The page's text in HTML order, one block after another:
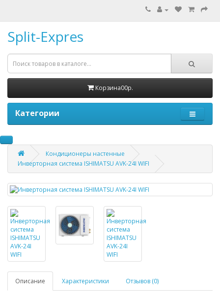
Split-Expres
Корзина00р.
Категории
Кондиционеры настенные
Инверторная система ISHIMATSU AVK-24I WIFI
Описание Характеристики Отзывов (0)